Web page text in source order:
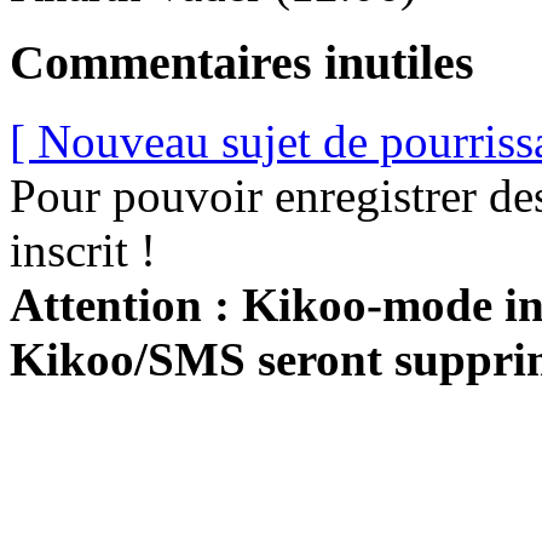
Commentaires inutiles
[ Nouveau sujet de
Pour pouvoir enregistrer
inscrit !
Attention : Kikoo-mode
Kikoo/SMS seront